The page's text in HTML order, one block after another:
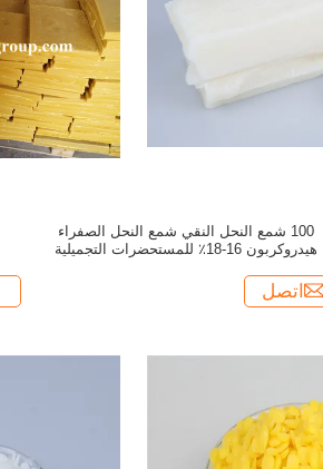
100 شمع النحل النقي شمع النحل الصفراء
هيدروكربون 16-18٪ للمستحضرات التجميلية
اتصل